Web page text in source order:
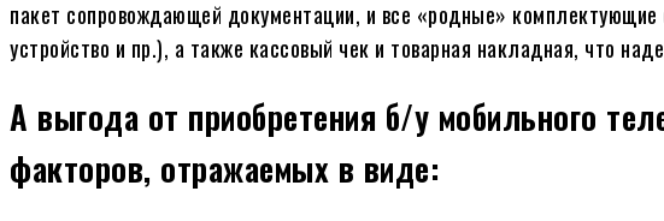
пакет сопровождающей документации, и все «родные» комплектующие
устройство и пр.), а также кассовый чек и товарная накладная, что
А выгода от приобретения б/у мобильного
факторов, отражаемых в виде: